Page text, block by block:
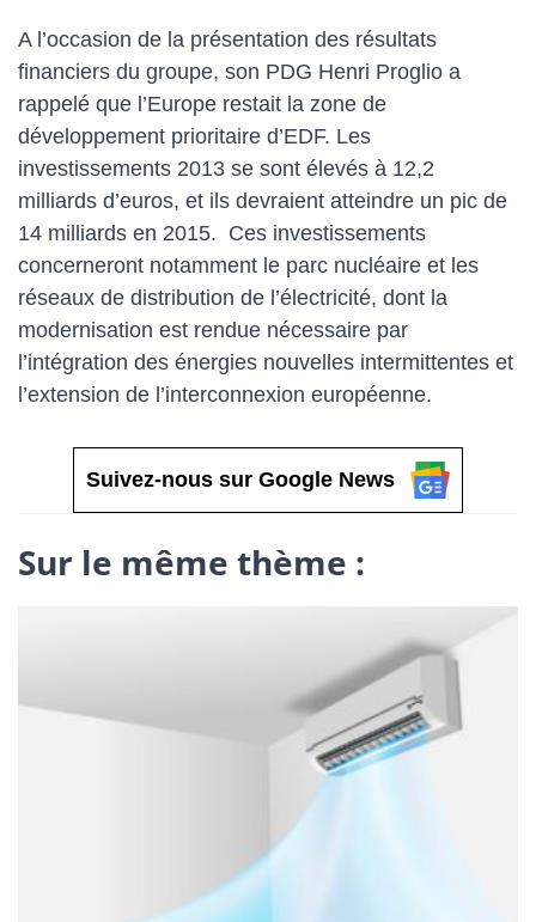
A l’occasion de la présentation des résultats
financiers du groupe, son PDG Henri Proglio a
rappelé que l’Europe restait la zone de
développement prioritaire d’EDF. Les
investissements 2013 se sont élevés à 12,2
milliards d’euros, et ils devraient atteindre un pic de
14 milliards en 2015. Ces investissements
concerneront notamment le parc nucléaire et les
réseaux de distribution de l’électricité, dont la
modernisation est rendue nécessaire par
l’intégration des énergies nouvelles intermittentes et
l’extension de l’interconnexion européenne.
Suivez-nous sur Google News
Sur le même thème :